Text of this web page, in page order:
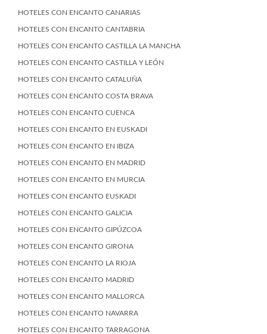
HOTELES CON ENCANTO CANARIAS
HOTELES CON ENCANTO CANTABRIA
HOTELES CON ENCANTO CASTILLA LA MANCHA
HOTELES CON ENCANTO CASTILLA Y LEÓN
HOTELES CON ENCANTO CATALUÑA
HOTELES CON ENCANTO COSTA BRAVA
HOTELES CON ENCANTO CUENCA
HOTELES CON ENCANTO EN EUSKADI
HOTELES CON ENCANTO EN IBIZA
HOTELES CON ENCANTO EN MADRID
HOTELES CON ENCANTO EN MURCIA
HOTELES CON ENCANTO EUSKADI
HOTELES CON ENCANTO GALICIA
HOTELES CON ENCANTO GIPÚZCOA
HOTELES CON ENCANTO GIRONA
HOTELES CON ENCANTO LA RIOJA
HOTELES CON ENCANTO MADRID
HOTELES CON ENCANTO MALLORCA
HOTELES CON ENCANTO NAVARRA
HOTELES CON ENCANTO TARRAGONA